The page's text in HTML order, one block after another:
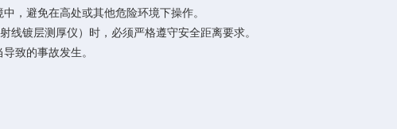
，避免在高处或其他危险环境下操作。
镀层测厚仪）时，必须严格遵守安全距离要求。
致的事故发生。